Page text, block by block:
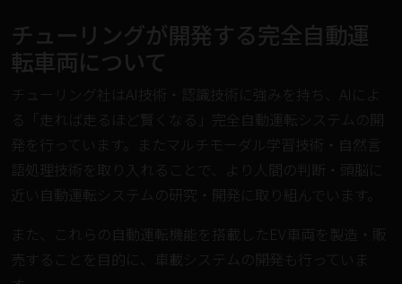
チューリングが開発する完全自動運
転車両について
チューリング社はAI技術・認識技術に強みを持ち、AIによ
る「走れば走るほど賢くなる」完全自動運転システムの開
発を行っています。またマルチモーダル学習技術・自然言
語処理技術を取り入れることで、より人間の判断・頭脳に
近い自動運転システムの研究・開発に取り組んでいます。
また、これらの自動運転機能を搭載したEV車両を製造・販
売することを目的に、車載システムの開発も行っていま